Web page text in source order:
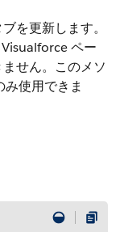
を更新します。
ペー
せん。このメソ
使用できま